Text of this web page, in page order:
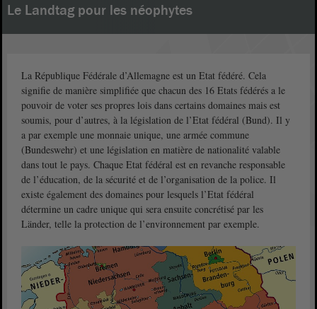
Le Landtag pour les néophytes
La République Fédérale d’Allemagne est un Etat fédéré. Cela
signifie de manière simplifiée que chacun des 16 Etats fédérés a le
pouvoir de voter ses propres lois dans certains domaines mais est
soumis, pour d’autres, à la législation de l’Etat fédéral (Bund). Il y
a par exemple une monnaie unique, une armée commune
(Bundeswehr) et une législation en matière de nationalité valable
dans tout le pays. Chaque Etat fédéral est en revanche responsable
de l’éducation, de la sécurité et de l’organisation de la police. Il
existe également des domaines pour lesquels l’Etat fédéral
détermine un cadre unique qui sera ensuite concrétisé par les
Länder, telle la protection de l’environnement par exemple.